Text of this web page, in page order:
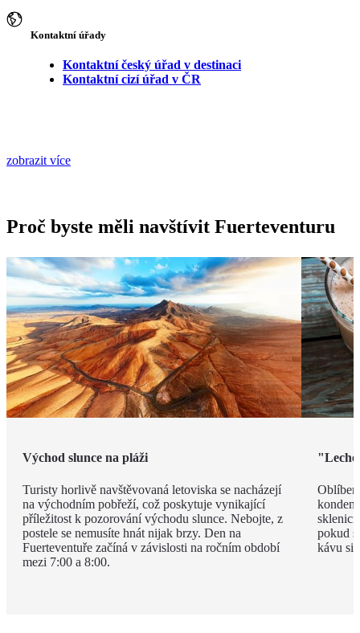
Kontaktní úřady
Kontaktní český úřad v destinaci
Kontaktní cizí úřad v ČR
zobrazit více
Proč byste měli navštívit Fuerteventuru
Východ slunce na pláži
Turisty horlivě navštěvovaná letoviska se nacházejí
na východním pobřeží, což poskytuje vynikající
příležitost k pozorování východu slunce. Nebojte, z
postele se nemusíte hnát nijak brzy. Den na
Fuerteventuře začíná v závislosti na ročním období
mezi 7:00 a 8:00.
pokud
kávu si